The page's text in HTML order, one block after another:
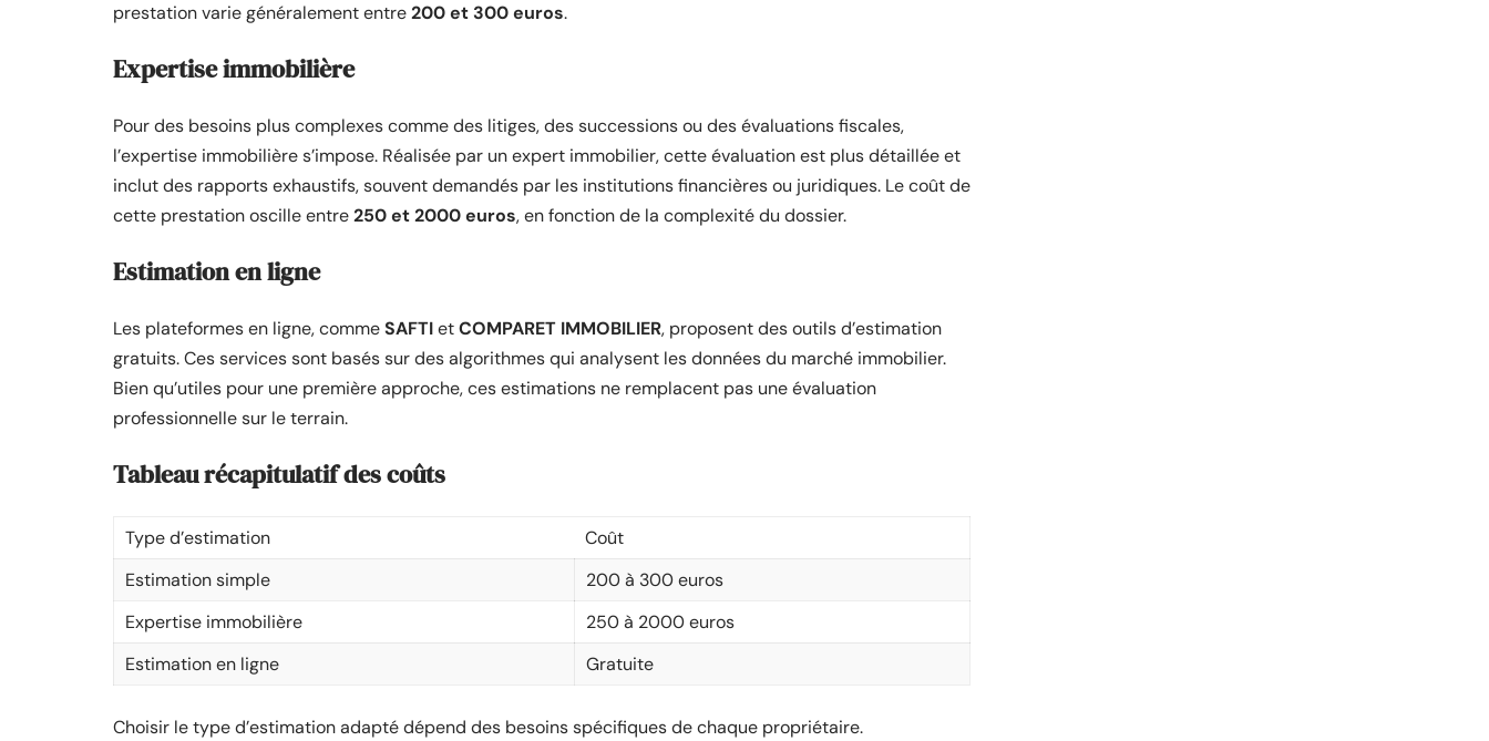
prestation varie généralement entre200 et 300 euros.
Expertise immobilière
Pour des besoins plus complexes comme des litiges, des successions ou des évaluations fiscales,
l’expertise immobilière s’impose. Réalisée par un expert immobilier, cette évaluation est plus détaillée et
inclut des rapports exhaustifs, souvent demandés par les institutions financières ou juridiques. Le coût de
cette prestation oscille entre250 et 2000 euros, en fonction de la complexité du dossier.
Estimation en ligne
Les plateformes en ligne, commeSAFTIetCOMPARET IMMOBILIER, proposent des outils d’estimation
gratuits. Ces services sont basés sur des algorithmes qui analysent les données du marché immobilier.
Bien qu’utiles pour une première approche, ces estimations ne remplacent pas une évaluation
professionnelle sur le terrain.
Tableau récapitulatif des coûts
Type d’estimation
Coût
Estimation simple
200 à 300 euros
Expertise immobilière
250 à 2000 euros
Estimation en ligne
Gratuite
Choisir le type d’estimation adapté dépend des besoins spécifiques de chaque propriétaire.